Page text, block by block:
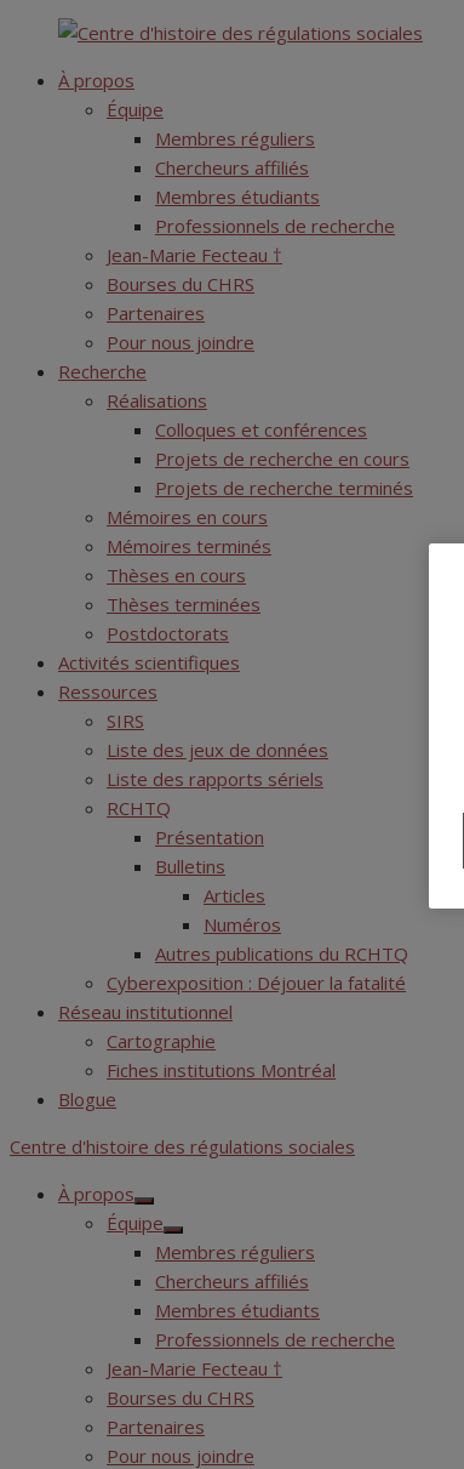
content
Centre d'histoire des régulations sociales
À propos
Équipe
Membres réguliers
Chercheurs affiliés
Membres étudiants
Professionnels de recherche
Jean-Marie Fecteau †
Bourses du CHRS
Partenaires
Pour nous joindre
Recherche
Réalisations
Colloques et conférences
Projets de recherche en cours
Projets de recherche terminés
Mémoires en cours
Mémoires terminés
Thèses en cours
Thèses terminées
Postdoctorats
Activités scientifiques
Ressources
SIRS
Liste des jeux de données
Liste des rapports sériels
RCHTQ
Présentation
Bulletins
Articles
Numéros
Autres publications du RCHTQ
Cyberexposition : Déjouer la fatalité
Réseau institutionnel
Cartographie
Fiches institutions Montréal
Blogue
Centre d'histoire des régulations sociales
À propos
Show
sub
menu
Équipe
Show
sub
menu
Membres réguliers
Chercheurs affiliés
Membres étudiants
Professionnels de recherche
Jean-Marie Fecteau †
Bourses du CHRS
Partenaires
Pour nous joindre